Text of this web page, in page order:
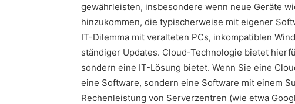
gewährleisten, insbesondere wenn neue Geräte
hinzukommen, die typischerweise mit eigener
IT-Dilemma mit veralteten PCs, inkompatiblen
ständiger Updates. Cloud-Technologie bietet
sondern eine IT-Lösung bietet. Wenn Sie eine
eine Software, sondern eine Software mit einem
Rechenleistung von Serverzentren (wie etwa